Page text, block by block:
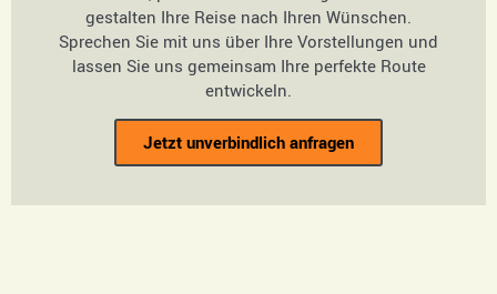
gestalten Ihre Reise nach Ihren Wünschen.
Sprechen Sie mit uns über Ihre Vorstellungen und
lassen Sie uns gemeinsam Ihre perfekte Route
entwickeln.
Jetzt unverbindlich anfragen